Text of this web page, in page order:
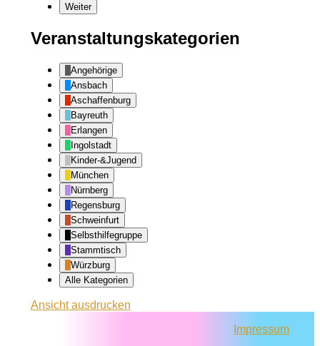
Weiter
Veranstaltungskategorien
Angehörige
Ansbach
Aschaffenburg
Bayreuth
Erlangen
Ingolstadt
Kinder-&Jugend
München
Nürnberg
Regensburg
Schweinfurt
Selbsthilfegruppe
Stammtisch
Würzburg
Alle Kategorien
Ansichtausdrucken
Impressum